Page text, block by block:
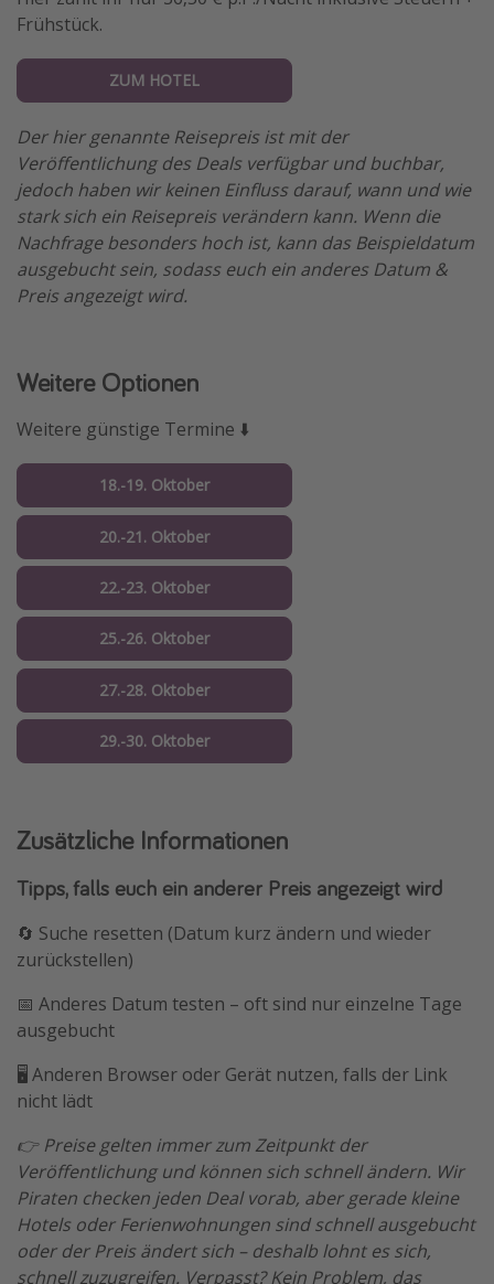
Frühstück.
ZUM HOTEL
Der hier genannte Reisepreis ist mit der
Veröffentlichung des Deals verfügbar und buchbar,
jedoch haben wir keinen Einfluss darauf, wann und wie
stark sich ein Reisepreis verändern kann. Wenn die
Nachfrage besonders hoch ist, kann das Beispieldatum
ausgebucht sein, sodass euch ein anderes Datum &
Preis angezeigt wird.
Weitere Optionen
Weitere günstige Termine ⬇️
18.-19. Oktober
20.-21. Oktober
22.-23. Oktober
25.-26. Oktober
27.-28. Oktober
29.-30. Oktober
Zusätzliche Informationen
Tipps, falls euch ein anderer Preis angezeigt wird
🔄 Suche resetten (Datum kurz ändern und wieder
zurückstellen)
📅 Anderes Datum testen – oft sind nur einzelne Tage
ausgebucht
🖥️ Anderen Browser oder Gerät nutzen, falls der Link
nicht lädt
👉 Preise gelten immer zum Zeitpunkt der
Veröffentlichung und können sich schnell ändern. Wir
Piraten checken jeden Deal vorab, aber gerade kleine
Hotels oder Ferienwohnungen sind schnell ausgebucht
oder der Preis ändert sich – deshalb lohnt es sich,
schnell zuzugreifen. Verpasst? Kein Problem, das